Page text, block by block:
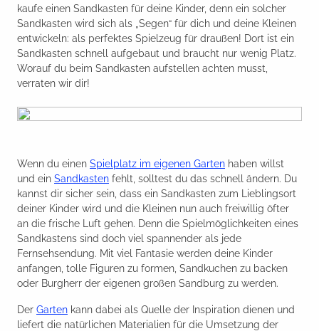
kaufe einen Sandkasten für deine Kinder, denn ein solcher
Sandkasten wird sich als „Segen“ für dich und deine Kleinen
entwickeln: als perfektes Spielzeug für draußen! Dort ist ein
Sandkasten schnell aufgebaut und braucht nur wenig Platz.
Worauf du beim Sandkasten aufstellen achten musst,
verraten wir dir!
Wenn du einen Spielplatz im eigenen Garten haben willst
und ein Sandkasten fehlt, solltest du das schnell ändern. Du
kannst dir sicher sein, dass ein Sandkasten zum Lieblingsort
deiner Kinder wird und die Kleinen nun auch freiwillig öfter
an die frische Luft gehen. Denn die Spielmöglichkeiten eines
Sandkastens sind doch viel spannender als jede
Fernsehsendung. Mit viel Fantasie werden deine Kinder
anfangen, tolle Figuren zu formen, Sandkuchen zu backen
oder Burgherr der eigenen großen Sandburg zu werden.
Der Garten kann dabei als Quelle der Inspiration dienen und
liefert die natürlichen Materialien für die Umsetzung der